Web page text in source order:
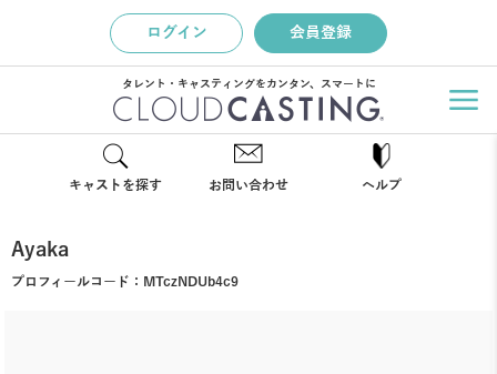
ログイン 会員登録
タレント・キャスティングをカンタン、スマートに
キャストを探す お問い合わせ ヘルプ
Ayaka
プロフィールコード： MTczNDUb4c9